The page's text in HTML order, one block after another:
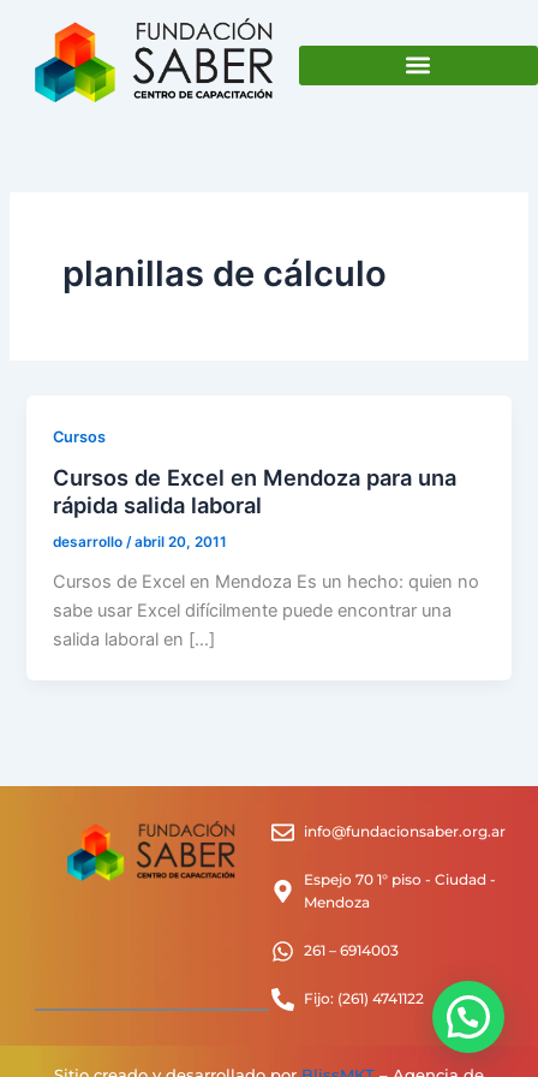
contenido
planillas de cálculo
Cursos
Cursos de Excel en Mendoza para una
rápida salida laboral
desarrollo/abril 20, 2011
Cursos de Excel en Mendoza Es un hecho: quien no
sabe usar Excel difícilmente puede encontrar una
salida laboral en […]
info@fundacionsaber.org.ar
Espejo 70 1° piso - Ciudad -
Mendoza
261 – 6914003
Fijo: (261) 4741122